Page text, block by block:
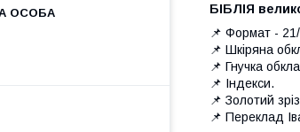
БІБЛІЯ
📌 Формат -
📌 Шкіряна
📌 Гнучка
📌 Індекси.
📌 Золотий
📌 Переклад